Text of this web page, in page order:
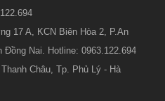
17 A, KCN Biên Hòa 2, P.An
Đồng Nai. Hotline: 0963.122.694
Châu, Tp. Phủ Lý - Hà